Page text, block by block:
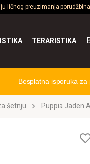
ličnog preuzimanja
TERARISTIKA
Besplatna isporuka
šetnju Puppia Jaden